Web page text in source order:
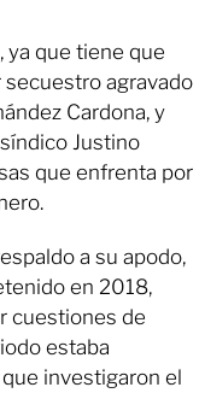
ya que tiene que
agravado
Cardona, y
Justino
que enfrenta por
a su apodo,
en 2018,
cuestiones de
estaba
investigaron el